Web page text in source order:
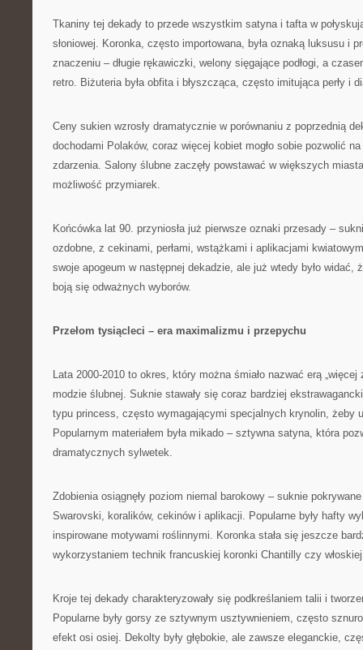
Tkaniny tej dekady to przede wszystkim satyna i tafta w
słoniowej. Koronka, często importowana, była oznaką luksusu i
znaczeniu – długie rękawiczki, welony sięgające podłogi, a
retro. Biżuteria była obfita i błyszcząca, często imitująca perły i
Ceny sukien wzrosły dramatycznie w porównaniu z poprzednią
dochodami Polaków, coraz więcej kobiet mogło sobie pozwolić
zdarzenia. Salony ślubne zaczęły powstawać w większych
możliwość przymiarek.
Końcówka lat 90. przyniosła już pierwsze oznaki przesady –
ozdobne, z cekinami, perłami, wstążkami i aplikacjami
swoje apogeum w następnej dekadzie, ale już wtedy było widać,
boją się odważnych wyborów.
Przełom tysiącleci – era maximalizmu i przepychu
Lata 2000-2010 to okres, który można śmiało nazwać erą
modzie ślubnej. Suknie stawały się coraz bardziej
typu princess, często wymagającymi specjalnych krynolin, żeby
Popularnym materiałem była mikado – sztywna satyna, która
dramatycznych sylwetek.
Zdobienia osiągnęły poziom niemal barokowy – suknie
Swarovski, koralików, cekinów i aplikacji. Popularne były hafty
inspirowane motywami roślinnymi. Koronka stała się jeszcze
wykorzystaniem technik francuskiej koronki Chantilly czy
Kroje tej dekady charakteryzowały się podkreślaniem talii i
Popularne były gorsy ze sztywnym usztywnieniem, często
efekt osi osiej. Dekolty były głębokie, ale zawsze eleganckie,